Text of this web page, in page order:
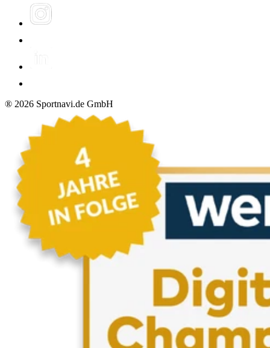
® 2026 Sportnavi.de GmbH